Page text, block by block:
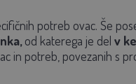
potreb ovac. Še
od katerega je del v
in potreb, povezanih s